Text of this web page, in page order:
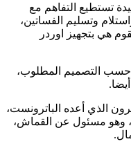
تستطيع التفاهم مع
وتسليم الفساتين،
هي بتجهيز اوردر
حسب التصميم المطلوب،
الذي أعده الباترونست،
وهو مسئول عن القماش،